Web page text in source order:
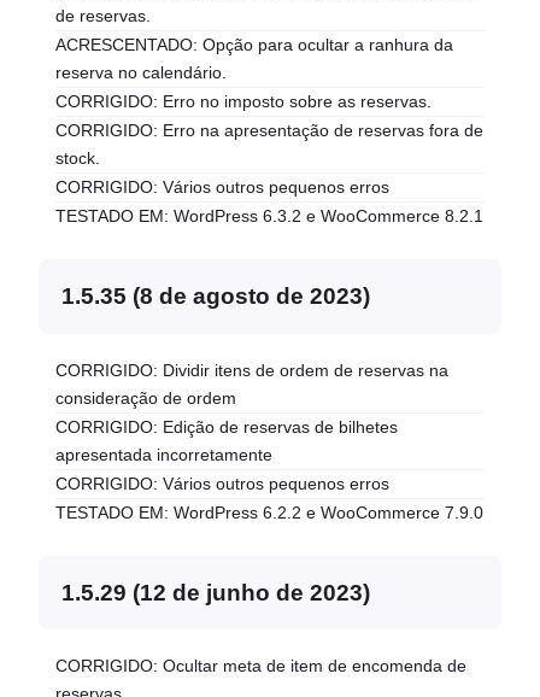
de reservas.
ACRESCENTADO: Opção para ocultar a ranhura da
reserva no calendário.
CORRIGIDO: Erro no imposto sobre as reservas.
CORRIGIDO: Erro na apresentação de reservas fora de
stock.
CORRIGIDO: Vários outros pequenos erros
TESTADO EM: WordPress 6.3.2 e WooCommerce 8.2.1
1.5.35 (8 de agosto de 2023)
CORRIGIDO: Dividir itens de ordem de reservas na
consideração de ordem
CORRIGIDO: Edição de reservas de bilhetes
apresentada incorretamente
CORRIGIDO: Vários outros pequenos erros
TESTADO EM: WordPress 6.2.2 e WooCommerce 7.9.0
1.5.29 (12 de junho de 2023)
CORRIGIDO: Ocultar meta de item de encomenda de